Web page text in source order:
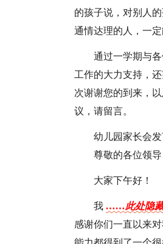
的孩子说，对别人
通情达理的人，一定
通过一学期与
工作的大力支持，
次谢谢您的到来，
议，请留言。
幼儿园家长会发
尊敬的各位领
大家下午好！
我 ……此处隐
感谢你们一直以来